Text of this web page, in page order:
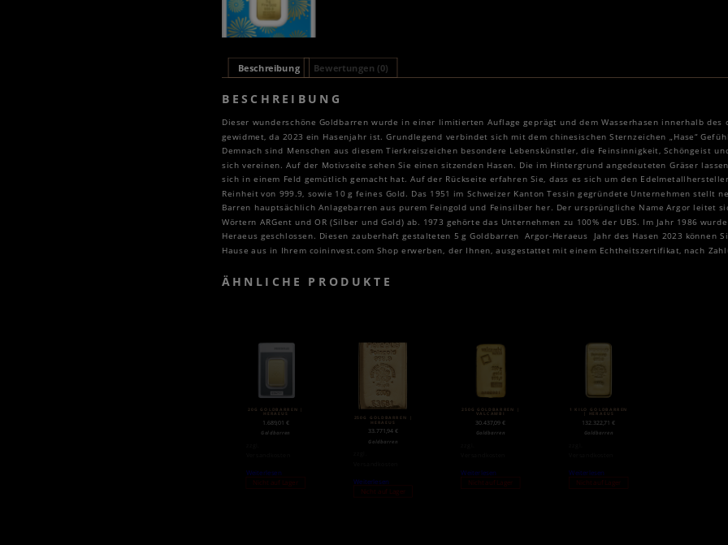
Beschreibung Bewertungen (0)
BESCHREIBUNG
Dieser wunderschöne Goldbarren wurde in einer limitierten Auflage geprägt und dem Wasserhasen innerhalb des
gewidmet, da 2023 ein Hasenjahr ist. Grundlegend verbindet sich mit dem chinesischen Sternzeichen „Hase“
Demnach sind Menschen aus diesem Tierkreiszeichen besondere Lebenskünstler, die Feinsinnigkeit, Schöngeist
sich vereinen. Auf der Motivseite sehen Sie einen sitzenden Hasen. Die im Hintergrund angedeuteten Gräser
sich in einem Feld gemütlich gemacht hat. Auf der Rückseite erfahren Sie, dass es sich um den
Reinheit von 999.9, sowie 10 g feines Gold. Das 1951 im Schweizer Kanton Tessin gegründete Unternehmen stellt
Barren hauptsächlich Anlagebarren aus purem Feingold und Feinsilber her. Der ursprüngliche Name Argor leitet
Wörtern ARGent und OR (Silber und Gold) ab. 1973 gehörte das Unternehmen zu 100% der UBS. Im Jahr 1986
Heraeus geschlossen. Diesen zauberhaft gestalteten 5 g Goldbarren Argor-Heraeus Jahr des Hasen 2023 können
Hause aus in Ihrem coininvest.com Shop erwerben, der Ihnen, ausgestattet mit einem Echtheitszertifikat, nach
ÄHNLICHE PRODUKTE
20G GOLDBARREN |
HERAEUS
1.689,01 €
Goldbarren
Weiterlesen
Nicht auf Lager
250G GOLDBARREN |
HERAEUS
33.771,94€
Goldbarren
Weiterlesen
Nicht auf Lager
250G GOLDBARREN |
VALCAMBI
30.437,09€
Goldbarren
Weiterlesen
Nicht auf Lager
1 KILO GOLDBARREN
| HERAEUS
132.322,71€
Goldbarren
Weiterlesen
Nicht auf Lager